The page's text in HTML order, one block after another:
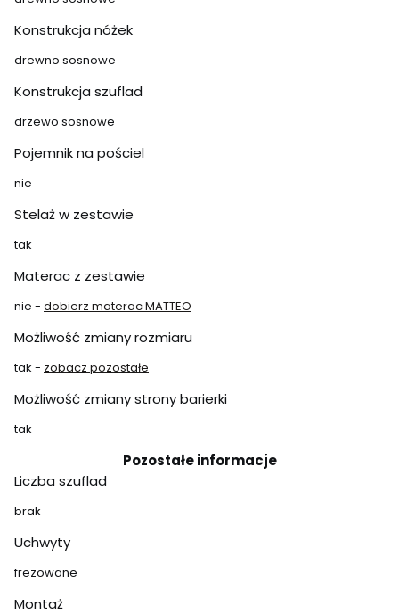
Konstrukcja nóżek
drewno sosnowe
Konstrukcja szuflad
drzewo sosnowe
Pojemnik na pościel
nie
Stelaż w zestawie
tak
Materac z zestawie
nie - dobierz materac MATTEO
Możliwość zmiany rozmiaru
tak - zobacz pozostałe
Możliwość zmiany strony barierki
tak
Pozostałe informacje
Liczba szuflad
brak
Uchwyty
frezowane
Montaż